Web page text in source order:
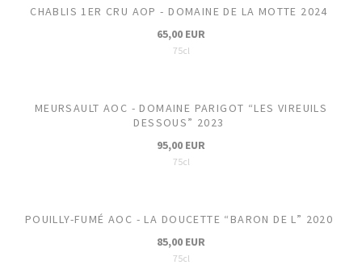
CHABLIS 1ER CRU AOP - DOMAINE DE LA MOTTE 2024
65,00 EUR
75cl
MEURSAULT AOC - DOMAINE PARIGOT “LES VIREUILS
DESSOUS” 2023
95,00 EUR
75cl
POUILLY-FUMÉ AOC - LA DOUCETTE “BARON DE L” 2020
85,00 EUR
75cl